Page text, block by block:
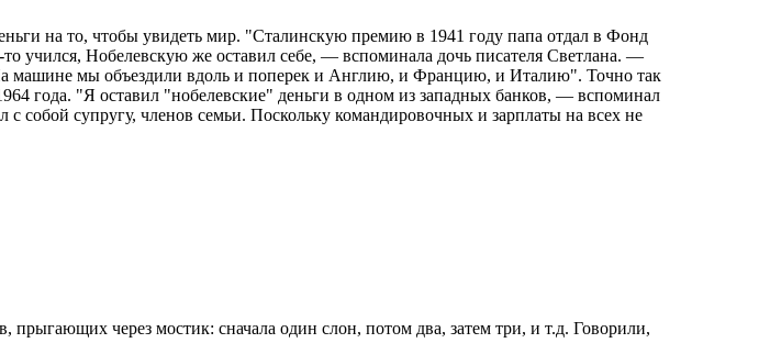
на то, чтобы увидеть мир. "Сталинскую премию в 1941 году папа отдал в Фонд
учился, Нобелевскую же оставил себе, — вспоминала дочь писателя Светлана. —
машине мы объездили вдоль и поперек и Англию, и Францию, и Италию". Точно так
года. "Я оставил "нобелевские" деньги в одном из западных банков, — вспоминал
собой супругу, членов семьи. Поскольку командировочных и зарплаты на всех не
прыгающих через мостик: сначала один слон, потом два, затем три, и т.д. Говорили,